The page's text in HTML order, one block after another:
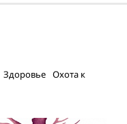
Здоровье Охота к